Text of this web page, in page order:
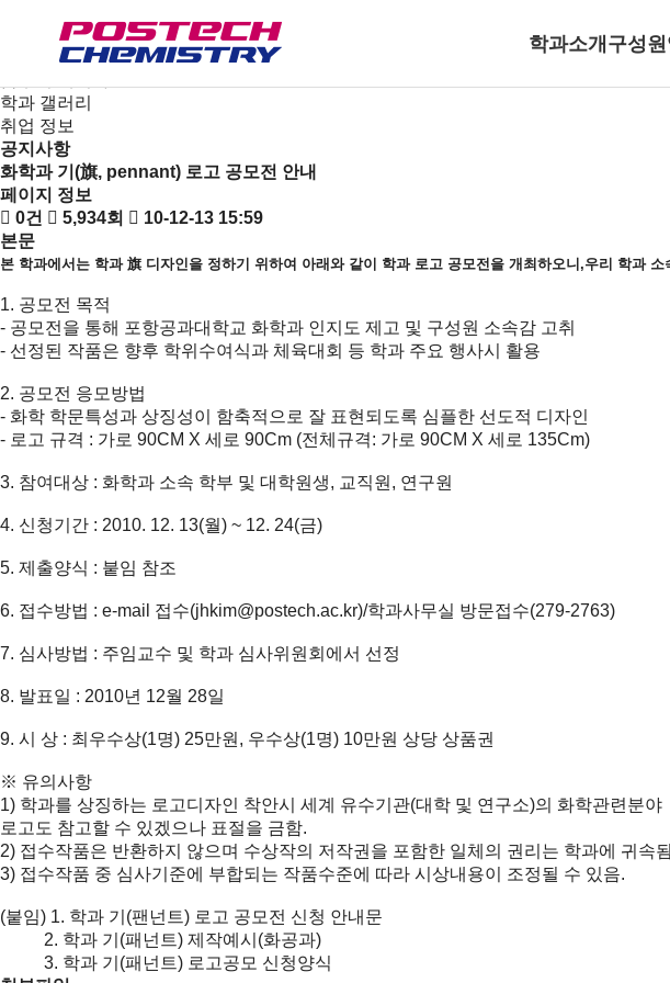
학과소개 구성원
공지사항
학과 갤러리
취업 정보
공지사항
화학과 기(旗, pennant) 로고 공모전 안내
페이지 정보
0건
5,934회
10-12-13 15:59
본문
본 학과에서는 학과 旗 디자인을 정하기 위하여 아래와 같이 학과 로고 공모전을 개최하오니,우리 학과
1. 공모전 목적
- 공모전을 통해 포항공과대학교 화학과 인지도 제고 및 구성원 소속감 고취
- 선정된 작품은 향후 학위수여식과 체육대회 등 학과 주요 행사시 활용
2. 공모전 응모방법
- 화학 학문특성과 상징성이 함축적으로 잘 표현되도록 심플한 선도적 디자인
- 로고 규격 : 가로 90CM X 세로 90Cm (전체규격: 가로 90CM X 세로 135Cm)
3. 참여대상 : 화학과 소속 학부 및 대학원생, 교직원, 연구원
4. 신청기간 : 2010. 12. 13(월) ~ 12. 24(금)
5. 제출양식 : 붙임 참조
6. 접수방법 : e-mail 접수(jhkim@postech.ac.kr)/학과사무실 방문접수(279-2763)
7. 심사방법 : 주임교수 및 학과 심사위원회에서 선정
8. 발표일 : 2010년 12월 28일
9. 시 상 : 최우수상(1명) 25만원, 우수상(1명) 10만원 상당 상품권
※ 유의사항
1) 학과를 상징하는 로고디자인 착안시 세계 유수기관(대학 및 연구소)의 화학관련분야
로고도 참고할 수 있겠으나 표절을 금함.
2) 접수작품은 반환하지 않으며 수상작의 저작권을 포함한 일체의 권리는 학과에 귀속
3) 접수작품 중 심사기준에 부합되는 작품수준에 따라 시상내용이 조정될 수 있음.
(붙임) 1. 학과 기(팬넌트) 로고 공모전 신청 안내문
2. 학과 기(패넌트) 제작예시(화공과)
3. 학과 기(패넌트) 로고공모 신청양식